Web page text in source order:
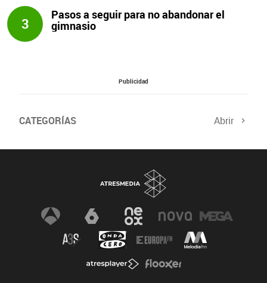
3
Pasos a seguir para no abandonar el
gimnasio
Publicidad
CATEGORÍAS Abrir
Salud sexual El tiempo Viajes y planes
Champions Últimas noticias
Nutrición Gastronomía Recetas de cocina
Trabaja los glúteos Suelo pélvico
Dietas sanas